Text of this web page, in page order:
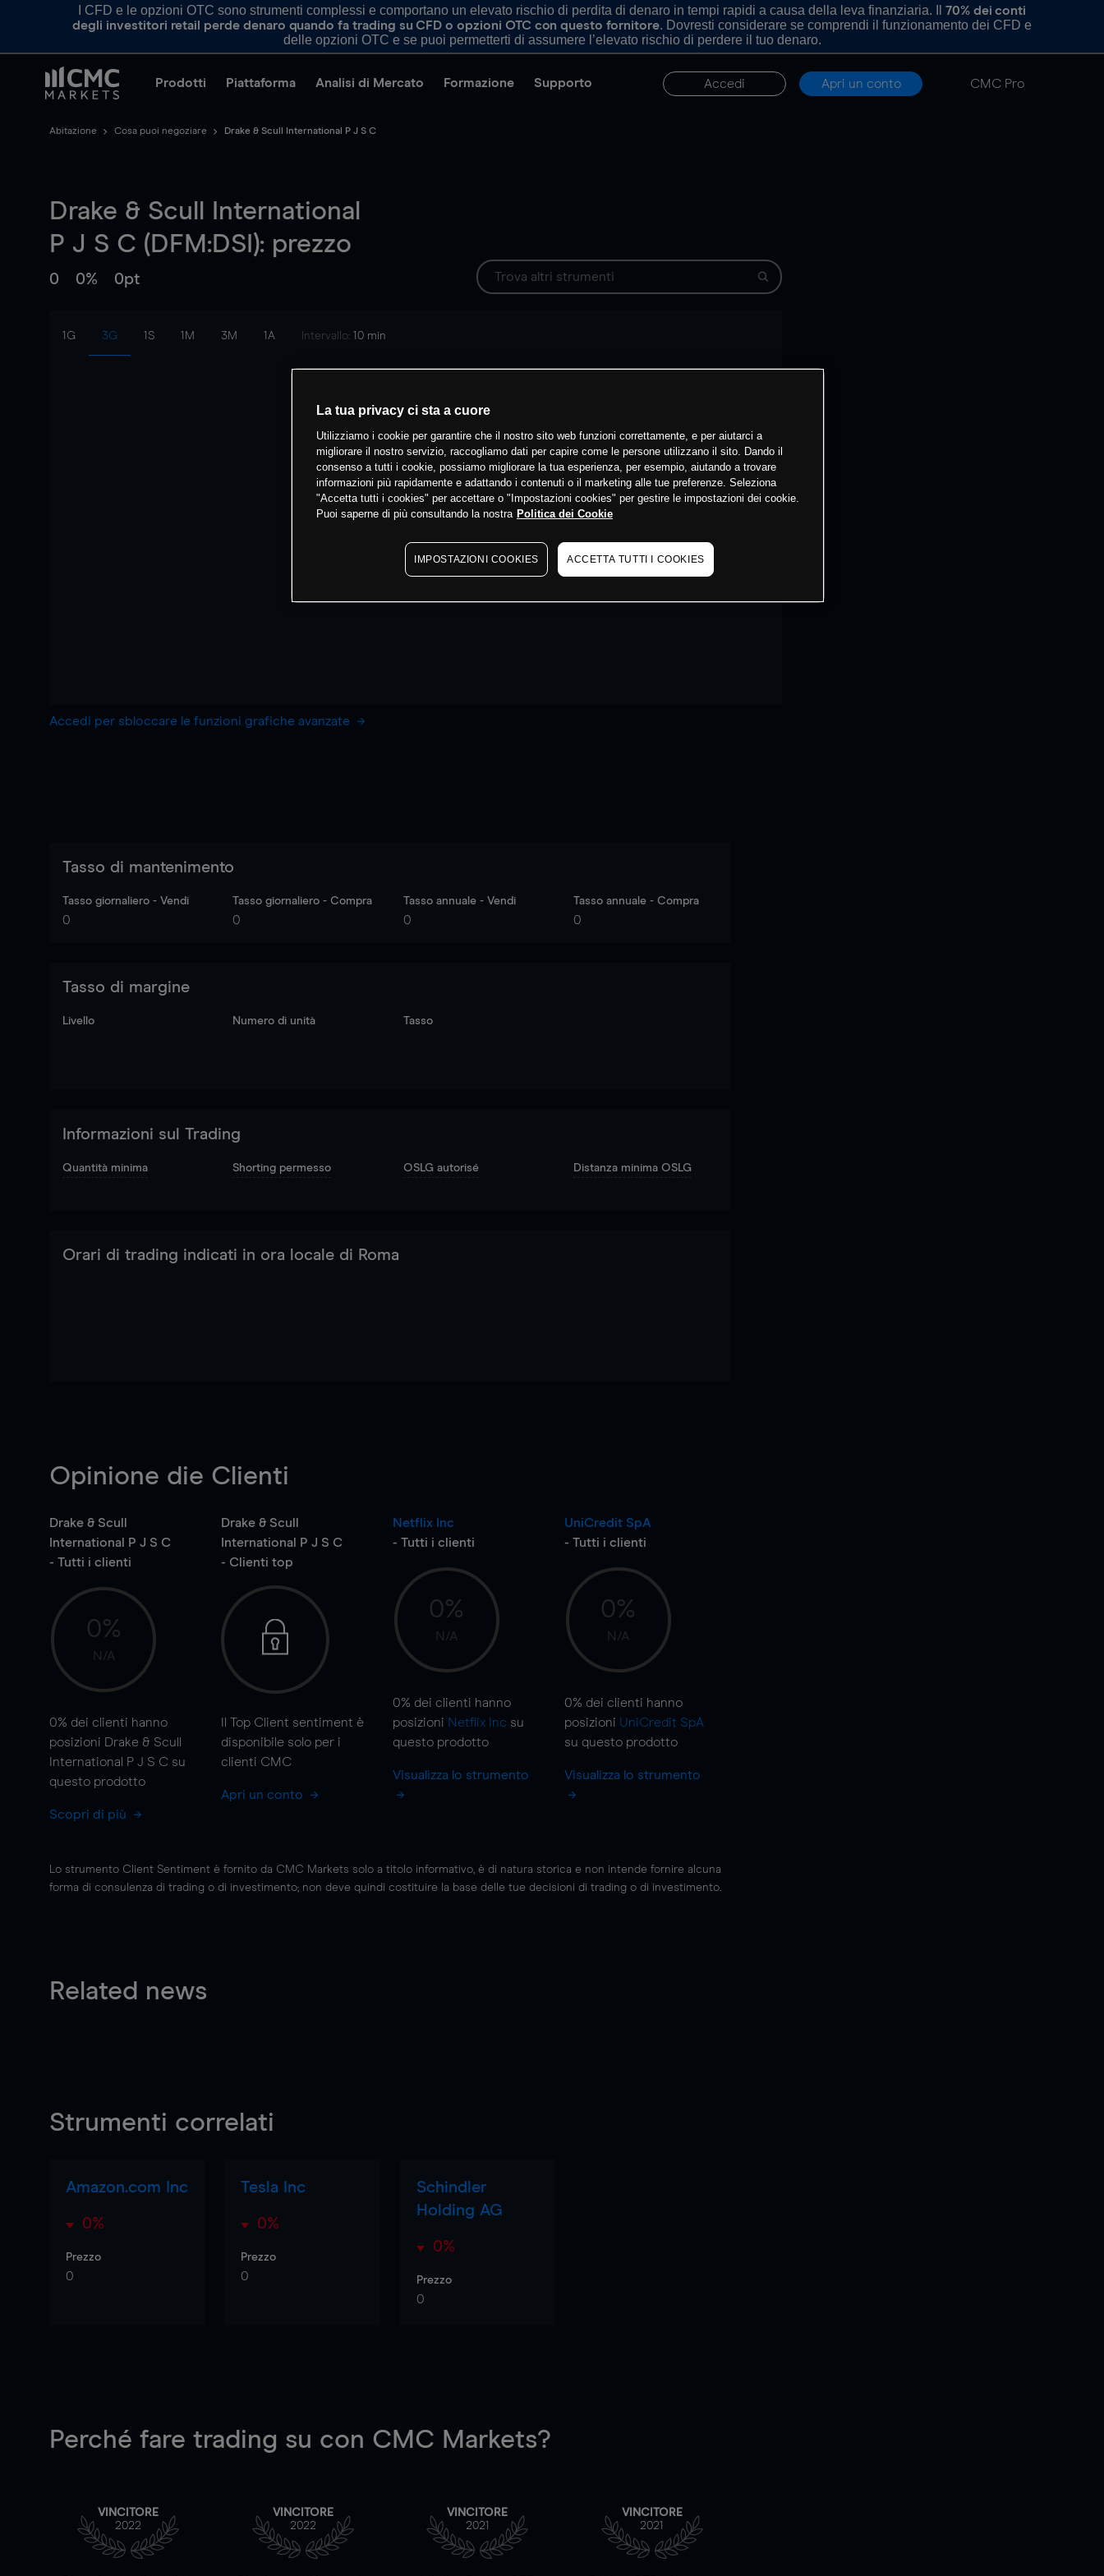
I CFD e le opzioni OTC sono strumenti complessi e comportano un elevato rischio di perdita di denaro in tempi rapidi a causa della leva finanziaria. Il 70% dei conti
degli investitori retail perde denaro quando fa trading su CFD o opzioni OTC con questo fornitore. Dovresti considerare se comprendi il funzionamento dei CFD e
delle opzioni OTC e se puoi permetterti di assumere l’elevato rischio di perdere il tuo denaro.
Prodotti Piattaforma Analisi di Mercato Formazione Supporto Accedi Apri un conto CMC Pro
Abitazione Cosa puoi negoziare Drake & Scull International P J S C
Drake & Scull International
P J S C (DFM:DSI): prezzo
0 0% 0pt
1G 3G 1S 1M 3M 1A Intervallo: 10 min
Accedi per sbloccare le funzioni grafiche avanzate
Tasso di mantenimento
Tasso giornaliero - Vendi
0
Tasso giornaliero - Compra
0
Tasso annuale - Vendi
0
Tasso annuale - Compra
0
Tasso di margine
Livello Numero di unità Tasso
Informazioni sul Trading
Quantità minima Shorting permesso OSLG autorisé Distanza minima OSLG
Orari di trading indicati in ora locale di Roma
Opinione die Clienti
Drake & Scull
International P J S C
- Tutti i clienti
0%
N/A
0% dei clienti hanno
posizioni Drake & Scull
International P J S C su
questo prodotto
Scopri di più
Drake & Scull
International P J S C
- Clienti top
Il Top Client sentiment è
disponibile solo per i
clienti CMC
Apri un conto
Netflix Inc
- Tutti i clienti
0%
N/A
0% dei clienti hanno
posizioni Netflix Inc su
questo prodotto
Visualizza lo strumento
UniCredit SpA
- Tutti i clienti
0%
N/A
0% dei clienti hanno
posizioni UniCredit SpA
su questo prodotto
Visualizza lo strumento
Lo strumento Client Sentiment è fornito da CMC Markets solo a titolo informativo, è di natura storica e non intende fornire alcuna
forma di consulenza di trading o di investimento; non deve quindi costituire la base delle tue decisioni di trading o di investimento.
Related news
Strumenti correlati
Amazon.com Inc
0%
Prezzo
0
Tesla Inc
0%
Prezzo
0
Schindler
Holding AG
0%
Prezzo
0
Perché fare trading su con CMC Markets?
VINCITORE
2022
VINCITORE
2022
VINCITORE
2021
VINCITORE
2021
La tua privacy ci sta a cuore
Utilizziamo i cookie per garantire che il nostro sito web funzioni correttamente, e per aiutarci a
migliorare il nostro servizio, raccogliamo dati per capire come le persone utilizzano il sito. Dando il
consenso a tutti i cookie, possiamo migliorare la tua esperienza, per esempio, aiutando a trovare
informazioni più rapidamente e adattando i contenuti o il marketing alle tue preferenze. Seleziona
"Accetta tutti i cookies" per accettare o "Impostazioni cookies" per gestire le impostazioni dei cookie.
Puoi saperne di più consultando la nostra Politica dei Cookie
IMPOSTAZIONI COOKIES ACCETTA TUTTI I COOKIES